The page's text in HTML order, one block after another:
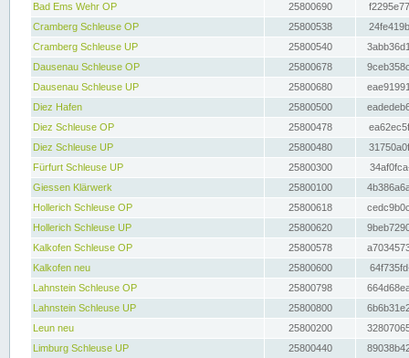
Bad Ems Wehr OP
25800690
Cramberg Schleuse OP
25800538
Cramberg Schleuse UP
25800540
Dausenau Schleuse OP
25800678
Dausenau Schleuse UP
25800680
Diez Hafen
25800500
Diez Schleuse OP
25800478
Diez Schleuse UP
25800480
Fürfurt Schleuse UP
25800300
Giessen Klärwerk
25800100
Hollerich Schleuse OP
25800618
Hollerich Schleuse UP
25800620
Kalkofen Schleuse OP
25800578
Kalkofen neu
25800600
Lahnstein Schleuse OP
25800798
Lahnstein Schleuse UP
25800800
Leun neu
25800200
Limburg Schleuse UP
25800440